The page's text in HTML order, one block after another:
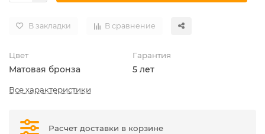
В закладки В сравнение
Цвет
Матовая бронза
Гарантия
5 лет
Все характеристики
Расчет доставки в корзине